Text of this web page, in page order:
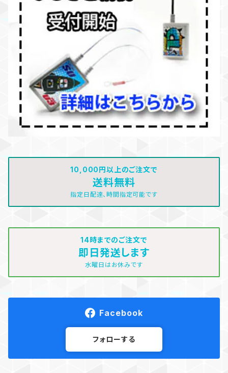
10,000円以上のご注文で
送料無料
指定日配達、時間指定可能です
14時までのご注文で
即日発送します
水曜日はお休みです
Facebook
フォローする